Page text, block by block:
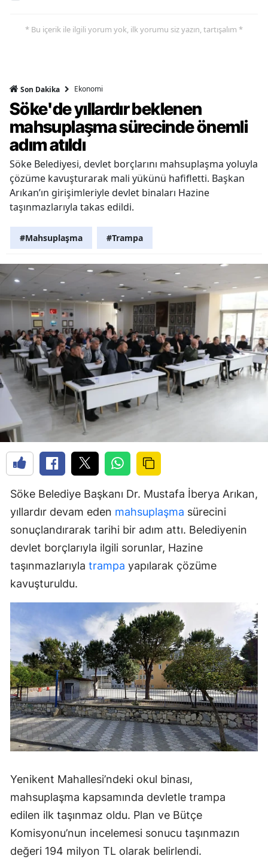
* Bu içerik ile ilgili yorum yok, ilk yorumu siz yazın, tartışalım *
Son Dakika Ekonomi
Söke'de yıllardır beklenen
mahsuplaşma sürecinde önemli
adım atıldı
Söke Belediyesi, devlet borçlarını mahsuplaşma yoluyla
çözüme kavuşturarak mali yükünü hafifletti. Başkan
Arıkan’ın girişimleriyle devlet binaları Hazine
taşınmazlarıyla takas edildi.
#Mahsuplaşma #Trampa
Söke Belediye Başkanı Dr. Mustafa İberya Arıkan,
yıllardır devam eden mahsuplaşma sürecini
sonuçlandırarak tarihi bir adım attı. Belediyenin
devlet borçlarıyla ilgili sorunlar, Hazine
taşınmazlarıyla trampa yapılarak çözüme
kavuşturuldu.
Yenikent Mahallesi’ndeki okul binası,
mahsuplaşma kapsamında devletle trampa
edilen ilk taşınmaz oldu. Plan ve Bütçe
Komisyonu’nun incelemesi sonucu taşınmazın
değeri 194 milyon TL olarak belirlendi.